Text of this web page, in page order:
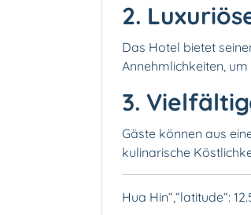
2.
Das Hotel bietet
Annehmlichkeiten,
3.️
Gäste können aus
kulinarische
Hua Hin“,“latitude“: